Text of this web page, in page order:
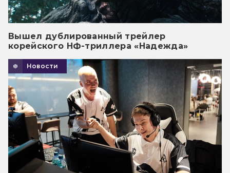
Вышел дублированный трейлер
корейского НФ-триллера «Надежда»
Новости